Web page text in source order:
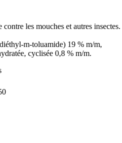
les mouches et autres insectes.
m-toluamide) 19 % m/m,
cyclisée 0,8 % m/m.